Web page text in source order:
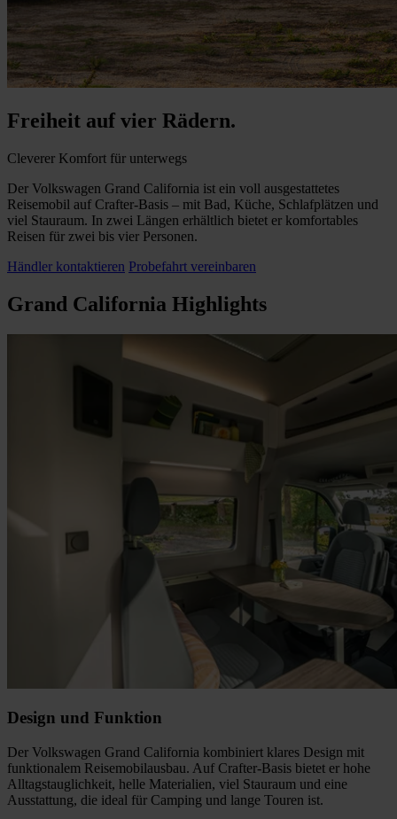
Freiheit auf vier Rädern.
Cleverer Komfort für unterwegs
Der Volkswagen Grand California ist ein voll ausgestattetes
Reisemobil auf Crafter-Basis – mit Bad, Küche, Schlafplätzen und
viel Stauraum. In zwei Längen erhältlich bietet er komfortables
Reisen für zwei bis vier Personen.
Händler kontaktieren Probefahrt vereinbaren
Grand California Highlights
Design und Funktion
Der Volkswagen Grand California kombiniert klares Design mit
funktionalem Reisemobilausbau. Auf Crafter-Basis bietet er hohe
Alltagstauglichkeit, helle Materialien, viel Stauraum und eine
Ausstattung, die ideal für Camping und lange Touren ist.